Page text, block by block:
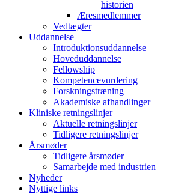
historien
Æresmedlemmer
Vedtægter
Uddannelse
Introduktionsuddannelse
Hoveduddannelse
Fellowship
Kompetencevurdering
Forskningstræning
Akademiske afhandlinger
Kliniske retningslinjer
Aktuelle retningslinjer
Tidligere retningslinjer
Årsmøder
Tidligere årsmøder
Samarbejde med industrien
Nyheder
Nyttige links